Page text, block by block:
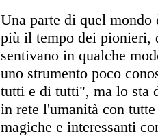
Una parte di quel
più il tempo dei pionieri,
sentivano in qualche
uno strumento poco
tutti e di tutti", ma lo sta
in rete l'umanità con
magiche e interessanti